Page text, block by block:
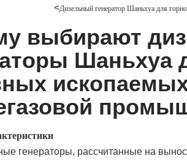
<Дизельный генератор Шаньхуа для
выбирают
Шаньхуа
генераторы, рассчитанные на